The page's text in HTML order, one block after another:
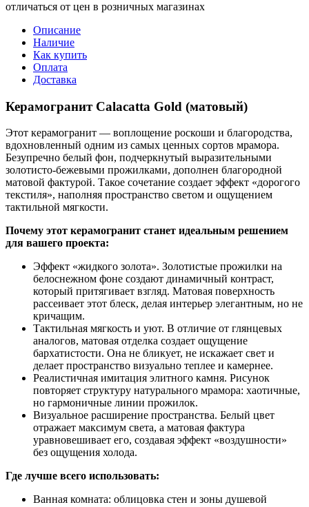
отличаться от цен в розничных магазинах
Описание
Наличие
Как купить
Оплата
Доставка
Керамогранит Calacatta Gold (матовый)
Этот керамогранит — воплощение роскоши и благородства,
вдохновленный одним из самых ценных сортов мрамора.
Безупречно белый фон, подчеркнутый выразительными
золотисто-бежевыми прожилками, дополнен благородной
матовой фактурой. Такое сочетание создает эффект «дорогого
текстиля», наполняя пространство светом и ощущением
тактильной мягкости.
Почему этот керамогранит станет идеальным решением
для вашего проекта:
Эффект «жидкого золота». Золотистые прожилки на
белоснежном фоне создают динамичный контраст,
который притягивает взгляд. Матовая поверхность
рассеивает этот блеск, делая интерьер элегантным, но не
кричащим.
Тактильная мягкость и уют. В отличие от глянцевых
аналогов, матовая отделка создает ощущение
бархатистости. Она не бликует, не искажает свет и
делает пространство визуально теплее и камернее.
Реалистичная имитация элитного камня. Рисунок
повторяет структуру натурального мрамора: хаотичные,
но гармоничные линии прожилок.
Визуальное расширение пространства. Белый цвет
отражает максимум света, а матовая фактура
уравновешивает его, создавая эффект «воздушности»
без ощущения холода.
Где лучше всего использовать:
Ванная комната: облицовка стен и зоны душевой